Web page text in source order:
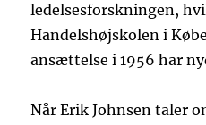
ledelsesforskningen,
Handelshøjskolen i
ansættelse i 1956 har
Når Erik Johnsen taler